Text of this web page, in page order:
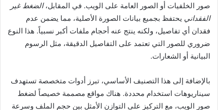
صور الخلفيات أو الصور العامة على الويب. في المقابل،الضغط غير
الفقداني يحتفظ بجميع بيانات الصورة الأصلية، مما يضمن عدم
فقدان أي تفاصيل، ولكنه ينتج عنه أحجام ملفات أكبر نسبياً. هذا النوع
ضروري للصور التي تعتمد على التفاصيل الدقيقة، مثل الرسوم
البيانية أو الشعارات.
بالإضافة إلى هذا التصنيف الأساسي، تبرز أدوات متخصصة تستهدف
سيناريوهات استخدام محددة. هناك مواقع مصممة خصيصاً لضغط
صور الويب، مع التركيز على التوازن الأمثل بين حجم الملف وسرعة